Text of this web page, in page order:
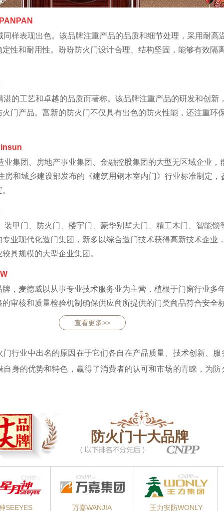
样表现出色。该品牌注重产品的品质和细节处理，采用耐高
性和耐用性。盼盼防火门设计合理、结构坚固，能够有效隔
的工艺和卓越的品质而著称。该品牌注重产品的研发和创新
门产品。富新的防火门不仅具有出色的防火性能，还注重环
集团、房地产事业集团、金融控股集团的大型无区域企业，
房和城乡建设部发布的《建筑用钢木室内门》行业标准制定
装甲门、防火门、楼宇门、豪华别墅大门、精工木门、智能锁
业现代化造门集团，新多以综合造门技术获得高新技术企业
具规模的大型企业集团。
，麦德威以从事专业技术服务业为主营，植根于门窗行业多
审核和质量检验机制确保供应商所提供的门类商品符合安全
查看更多>>
行业中出名的原因在于它们各自在产品质量、技术创新、
身的优势和特色，赢得了消费者的认可和市场的青睐，为防
防火门十大品牌
SEEYES 万嘉WANJIA 王力安防WONLY